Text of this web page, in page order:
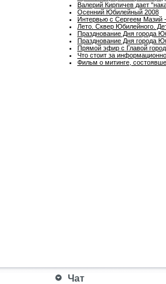
Валерий Кирпичев дает
Осенний Юбилейный 2008
Интервью с Сергеем Мазий
Лето. Сквер Юбилейного.
Празднование Дня города
Празднование Дня города
Прямой эфир с Главой
Что стоит за
Фильм о митинге,
Чат